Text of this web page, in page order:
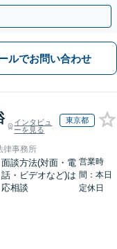
をサポート
ルでお問い合わせ
インタビュ
ーを見る
東京都
律事務所
面談方法(対面・電
話・ビデオなど)は
応相談
営業時
間：本日
定休日